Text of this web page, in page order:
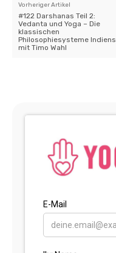
Vorheriger Artikel
#122 Darshanas Teil 2:
Vedanta und Yoga – Die
klassischen
Philosophiesysteme Indiens
mit Timo Wahl